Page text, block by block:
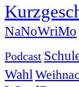
NaNoWriMo
Podcast
Wahl